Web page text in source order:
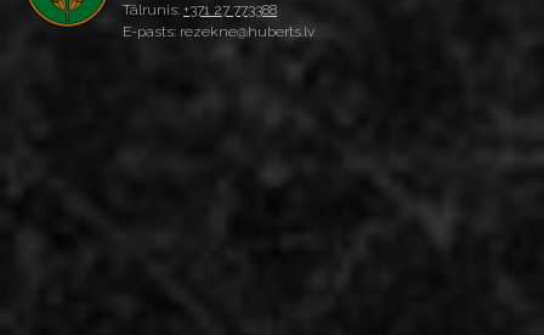
Tālrunis: +371 27 773388
E-pasts: rezekne@huberts.lv